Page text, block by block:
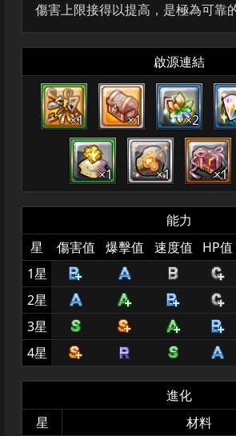
傷害上限接得以提高，是極為可靠
啟源連結
×1 ×1 ×2
×1 ×1 ×1
能力
星
傷害值 爆擊值 速度值 HP值
1星
2星
3星
4星
進化
星
材料